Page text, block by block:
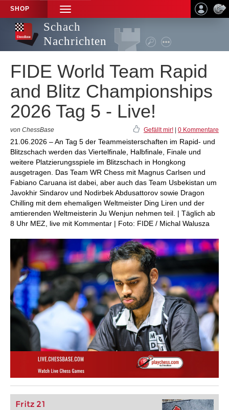
SHOP
TOGGLE
NAVIGATION
Schach
Nachrichten
FIDE World Team Rapid
and Blitz Championships
2026 Tag 5 - Live!
von ChessBase Gefällt mir! 0 Kommentare
21.06.2026 – An Tag 5 der Teammeisterschaften im Rapid- und
Blitzschach werden das Viertelfinale, Halbfinale, Finale und
weitere Platzierungsspiele im Blitzschach in Hongkong
ausgetragen. Das Team WR Chess mit Magnus Carlsen und
Fabiano Caruana ist dabei, aber auch das Team Usbekistan um
Javokhir Sindarov und Nodirbek Abdusattorov sowie Dragon
Chilling mit dem ehemaligen Weltmeister Ding Liren und der
amtierenden Weltmeisterin Ju Wenjun nehmen teil. | Täglich ab
8 Uhr MEZ, live mit Kommentar | Foto: FIDE / Michal Walusza
Fritz 21